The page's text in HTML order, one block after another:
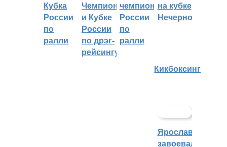
Кубка
России
по
ралли
Чемпионате
и Кубке
России
по дрэг-
рейсингу
чемпионата
России
по
ралли
на кубке
Нечерноземья
Кикбоксинг
Ярославцы
завоевали